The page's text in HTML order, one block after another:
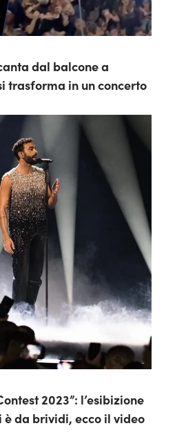
dal balcone a
trasforma in un concerto
2023”: l’esibizione
da brividi, ecco il video